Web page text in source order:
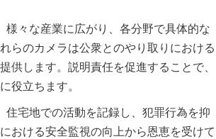
々な産業に広がり、各分野で具体的な
らのカメラは公衆とのやり取りにおける
します。説明責任を促進することで、
宅地での活動を記録し、犯罪行為を抑
おける安全監視の向上から恩恵を受けて